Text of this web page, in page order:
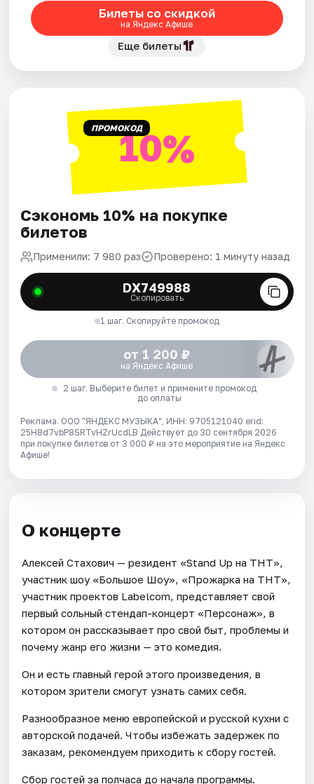
Билеты со скидкой
на Яндекс Афише
Еще билеты
ПРОМОКОД10%
Сэкономь 10% на покупке
билетов
Применили: 7 980 раз Проверено: 1 минуту назад
DX749988
Скопировать
1 шаг. Скопируйте промокод
от 1 200 ₽
на Яндекс Афише
2 шаг. Выберите билет и примените промокод
до оплаты
Реклама. ООО "ЯНДЕКС МУЗЫКА", ИНН: 9705121040 erid:
25H8d7vbP8SRTvHZrUcdLB Действует до 30 сентября 2026
при покупке билетов от 3 000 ₽ на это мероприятие на Яндекс
Афише!
О концерте
Алексей Стахович — резидент «Stand Up на ТНТ»,
участник шоу «Большое Шоу», «Прожарка на ТНТ»,
участник проектов Labelcom, представляет свой
первый сольный стендап-концерт «Персонаж», в
котором он рассказывает про свой быт, проблемы и
почему жанр его жизни — это комедия.
Он и есть главный герой этого произведения, в
котором зрители смогут узнать самих себя.
Разнообразное меню европейской и русской кухни с
авторской подачей. Чтобы избежать задержек по
заказам, рекомендуем приходить к сбору гостей.
Сбор гостей за полчаса до начала программы.